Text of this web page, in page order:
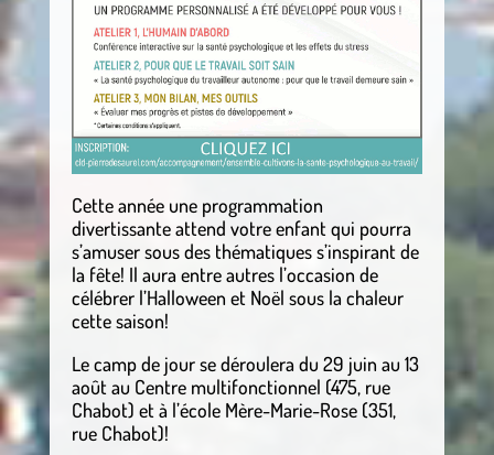
Cette année une programmation
divertissante attend votre enfant qui pourra
s’amuser sous des thématiques s’inspirant de
la fête! Il aura entre autres l’occasion de
célébrer l’Halloween et Noël sous la chaleur
cette saison!
Le camp de jour se déroulera du 29 juin au 13
août au Centre multifonctionnel (475, rue
Chabot) et à l’école Mère-Marie-Rose (351,
rue Chabot)!